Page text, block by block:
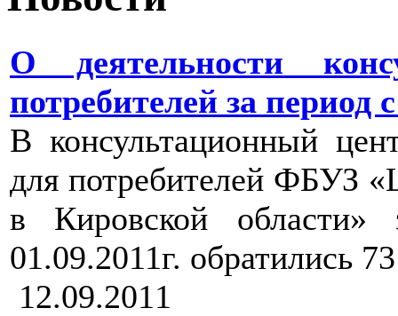
О деятельности
потребителей за период
В консультационный
для потребителей ФБУЗ
в Кировской
01.09.2011г. обратились
12.09.2011